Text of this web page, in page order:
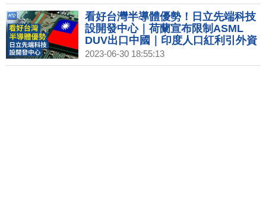
看好台灣半導體優勢！日立先端科技
設開發中心｜荷蘭宣布限制ASML
DUV出口中國｜印度人口紅利引外資
進駐 台商應對4大挑戰
2023-06-30 18:55:13